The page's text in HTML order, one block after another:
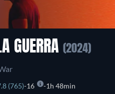
GUERRA (2024)
(765) 16 1h 48min